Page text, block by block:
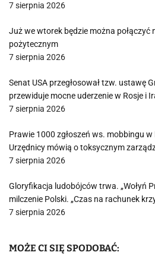
7 sierpnia 2026
Już we wtorek będzie można połączyć
pożytecznym
7 sierpnia 2026
Senat USA przegłosował tzw. ustawę
przewiduje mocne uderzenie w Rosje i
7 sierpnia 2026
Prawie 1000 zgłoszeń ws. mobbingu w
Urzędnicy mówią o toksycznym
7 sierpnia 2026
Gloryfikacja ludobójców trwa. „Wołyń
milczenie Polski. „Czas na rachunek
7 sierpnia 2026
MOŻE CI SIĘ SPODOBAĆ: